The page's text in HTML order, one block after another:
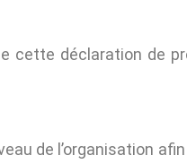
cette déclaration de
de l’organisation